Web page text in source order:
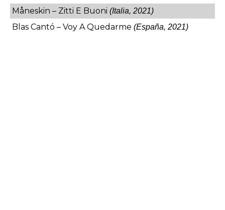
Måneskin – Zitti E Buoni(Italia, 2021)
Blas Cantó– Voy A Quedarme(España, 2021)